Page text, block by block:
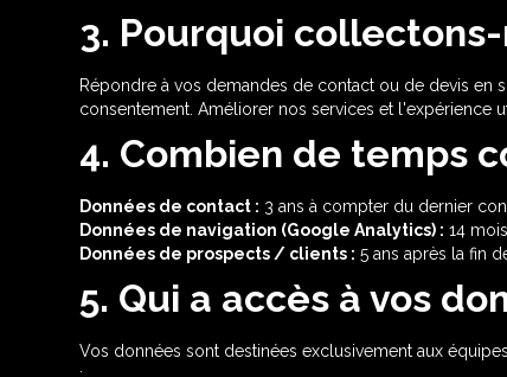
3. Pourquoi
Répondre à vos demandes de contact ou de devis en
consentement. Améliorer nos services et l'expérience
4. Combien de temps
Données de contact : 3 ans à compter du dernier
Données de navigation (Google Analytics) : 14
Données de prospects / clients : 5 ans après la fin
5. Qui a accès à vos
Vos données sont destinées exclusivement aux